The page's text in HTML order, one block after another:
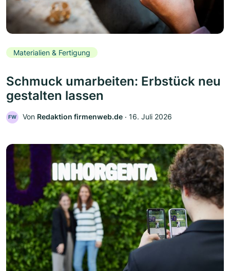
Materialien & Fertigung
Schmuck umarbeiten: Erbstück neu
gestalten lassen
FW Von Redaktion firmenweb.de ‧ 16. Juli 2026